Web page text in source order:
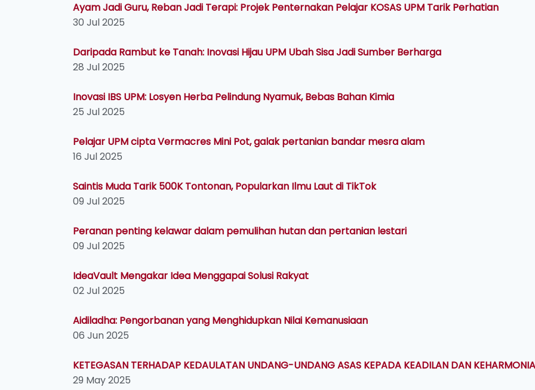
Ayam Jadi Guru, Reban Jadi Terapi: Projek Penternakan Pelajar KOSAS UPM Tarik Perhatian
30 Jul 2025
Daripada Rambut ke Tanah: Inovasi Hijau UPM Ubah Sisa Jadi Sumber Berharga
28 Jul 2025
Inovasi IBS UPM: Losyen Herba Pelindung Nyamuk, Bebas Bahan Kimia
25 Jul 2025
Pelajar UPM cipta Vermacres Mini Pot, galak pertanian bandar mesra alam
16 Jul 2025
Saintis Muda Tarik 500K Tontonan, Popularkan Ilmu Laut di TikTok
09 Jul 2025
Peranan penting kelawar dalam pemulihan hutan dan pertanian lestari
09 Jul 2025
IdeaVault Mengakar Idea Menggapai Solusi Rakyat
02 Jul 2025
Aidiladha: Pengorbanan yang Menghidupkan Nilai Kemanusiaan
06 Jun 2025
KETEGASAN TERHADAP KEDAULATAN UNDANG-UNDANG ASAS KEPADA KEADILAN DAN
29 May 2025